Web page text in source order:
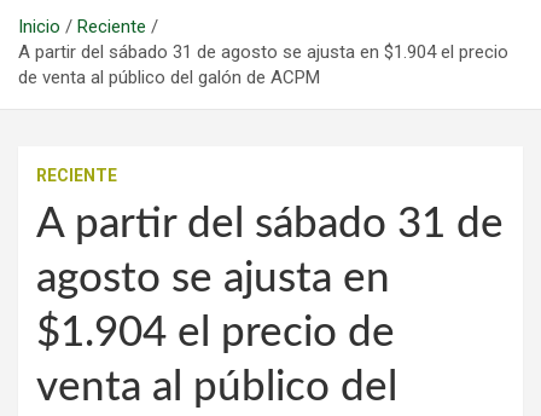
Inicio
Reciente
A partir del sábado 31 de agosto se ajusta en $1.904 el precio
de venta al público del galón de ACPM
RECIENTE
A partir del sábado 31 de
agosto se ajusta en
$1.904 el precio de
venta al público del